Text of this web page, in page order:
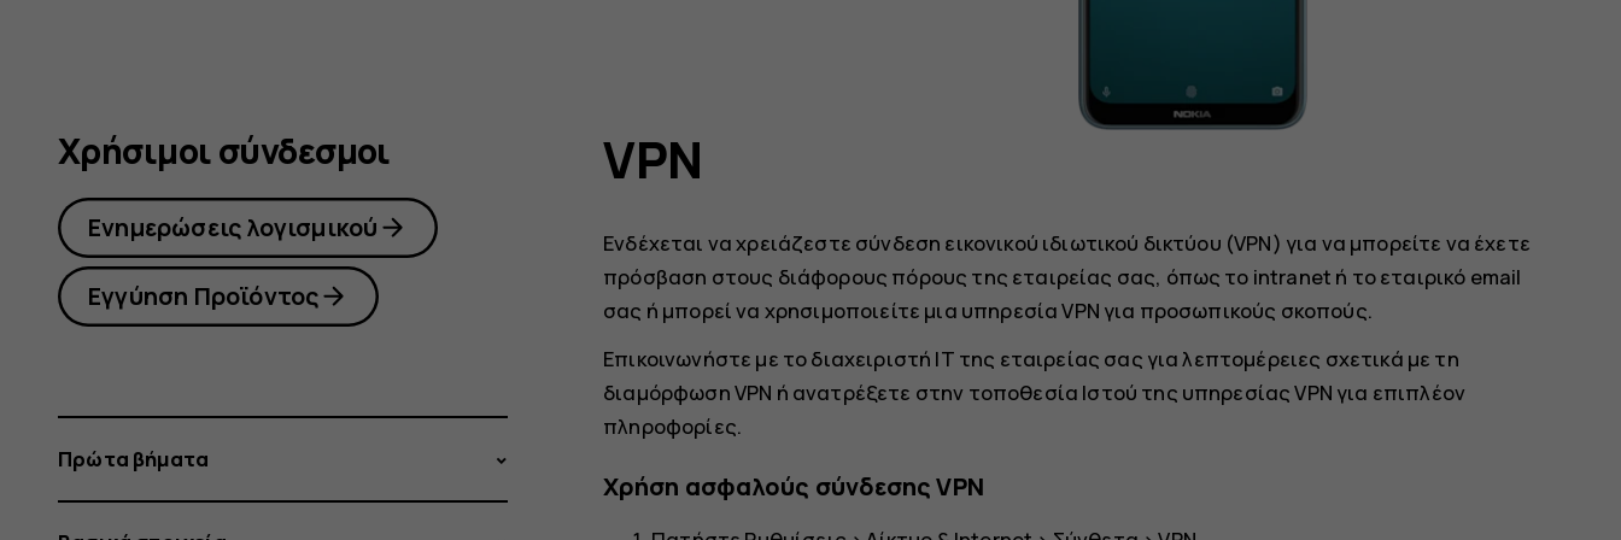
VPN
Ενδέχεται να χρειάζεστε σύνδεση εικονικού ιδιωτικού δικτύου (VPN) για να μπορείτε να έχετε
πρόσβαση στους διάφορους πόρους της εταιρείας σας, όπως το intranet ή το εταιρικό email
σας ή μπορεί να χρησιμοποιείτε μια υπηρεσία VPN για προσωπικούς σκοπούς.
Επικοινωνήστε με το διαχειριστή IT της εταιρείας σας για λεπτομέρειες σχετικά με τη
διαμόρφωση VPN ή ανατρέξετε στην τοποθεσία Ιστού της υπηρεσίας VPN για επιπλέον
πληροφορίες.
Χρήση ασφαλούς σύνδεσης VPN
Χρήσιμοι σύνδεσμοι
Ενημερώσεις λογισμικού
Εγγύηση Προϊόντος
Πρώτα βήματα